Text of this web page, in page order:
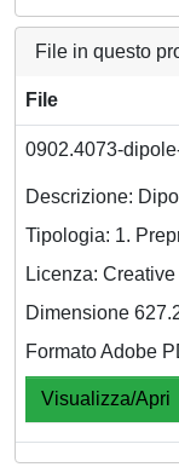
File in questo
File
0902.4073-
Descrizione:
Tipologia: 1.
Licenza:
Dimensione
Formato Adobe
Visualizza/Apri